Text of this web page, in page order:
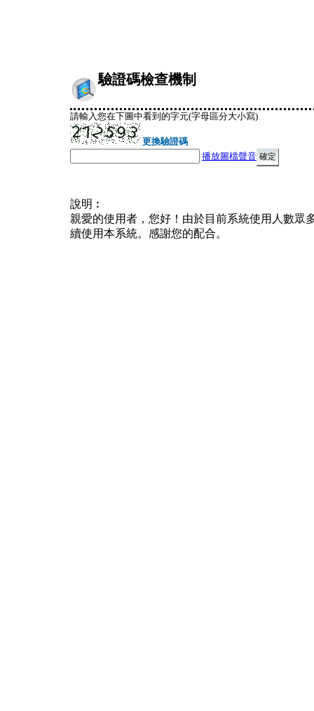
驗證碼檢查機制
請輸入您在下圖中看到的字元(字母區分大小寫)
更換驗證碼
播放圖檔聲音
說明︰
親愛的使用者，您好！由於目前系統使用人數眾
續使用本系統。感謝您的配合。